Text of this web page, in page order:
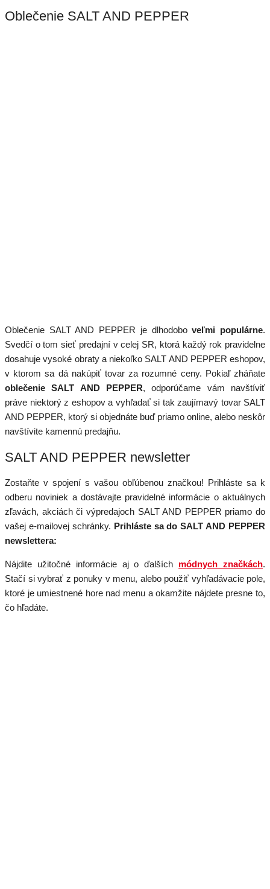
Oblečenie SALT AND PEPPER
Oblečenie SALT AND PEPPER je dlhodoboveľmi populárne.
Svedčí o tom sieť predajní v celej SR, ktorá každý rok pravidelne
dosahuje vysoké obraty a niekoľko SALT AND PEPPER eshopov,
v ktorom sa dá nakúpiť tovar za rozumné ceny. Pokiaľ zháňate
oblečenie SALT AND PEPPER, odporúčame vám navštíviť
práve niektorý z eshopov a vyhľadať si tak zaujímavý tovar SALT
AND PEPPER, ktorý si objednáte buď priamo online, alebo neskôr
navštívite kamennú predajňu.
SALT AND PEPPER newsletter
Zostaňte v spojení s vašou obľúbenou značkou! Prihláste sa k
odberu noviniek a dostávajte pravidelné informácie o aktuálnych
zľavách, akciách či výpredajoch SALT AND PEPPER priamo do
vašej e-mailovej schránky. Prihláste sa do SALT AND PEPPER
newslettera:
Nájdite užitočné informácie aj o ďalších módnych značkách.
Stačí si vybrať z ponuky v menu, alebo použiť vyhľadávacie pole,
ktoré je umiestnené hore nad menu a okamžite nájdete presne to,
čo hľadáte.